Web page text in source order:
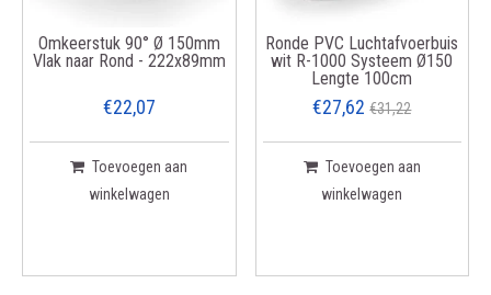
Omkeerstuk 90° Ø 150mm
Vlak naar Rond - 222x89mm
€22,07
Toevoegen aan
winkelwagen
Ronde PVC Luchtafvoerbuis
wit R-1000 Systeem Ø150
Lengte 100cm
€27,62 €31,22
Toevoegen aan
winkelwagen